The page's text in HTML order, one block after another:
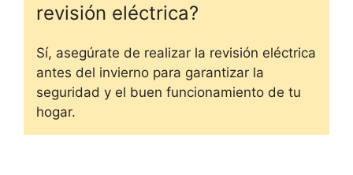
revisión eléctrica?
Sí, asegúrate de realizar la revisión eléctrica
antes del invierno para garantizar la
seguridad y el buen funcionamiento de tu
hogar.